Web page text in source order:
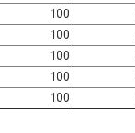
100
100
100
100
100